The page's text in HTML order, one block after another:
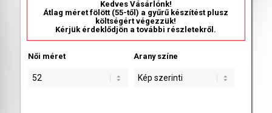
Kedves Vásárlónk!
Átlag méret fölött (55-től) a gyűrű készítést plusz
költségért végezzük!
Kérjük érdeklődjön a további részletekről.
Női méret Arany színe